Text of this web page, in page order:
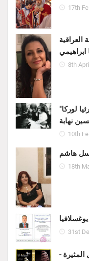
17th
العراقية
ابراهيمي
8th
"نصف رغيف وكتاب" فدريكو غارثيا لوركا
نهابة
10th
عسل هاشم
18th
31st
المثيرة -